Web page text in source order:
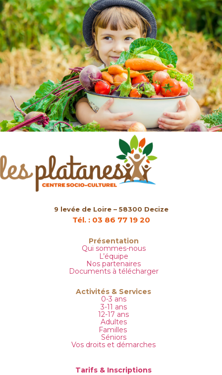
9 levée de Loire – 58300 Decize
Tél. : 03 86 77 19 20
Présentation
Qui sommes-nous
L’équipe
Nos partenaires
Documents à télécharger
Activités & Services
0-3 ans
3-11 ans
12-17 ans
Adultes
Familles
Séniors
Vos droits et démarches
Tarifs & Inscriptions